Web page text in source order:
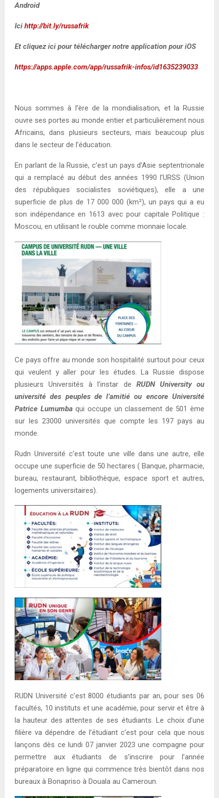
Android
Ici http://bit.ly/russafrik
Et cliquez ici pour télécharger notre application pour iOS
https://apps.apple.com/app/russafrik-infos/id1635239033
Nous sommes à l’ère de la mondialisation, et la Russie
ouvre ses portes au monde entier et particulièrement nous
Africains, dans plusieurs secteurs, mais beaucoup plus
dans le secteur de l’éducation.
En parlant de la Russie, c’est un pays d’Asie septentrionale
qui a remplacé au début des années 1990 l’URSS (Union
des républiques socialistes soviétiques), elle a une
superficie de plus de 17 000 000 (km²), un pays qui a eu
son indépendance en 1613 avec pour capitale Politique :
Moscou, en utilisant le rouble comme monnaie locale.
Ce pays offre au monde son hospitalité surtout pour ceux
qui veulent y aller pour les études. La Russie dispose
plusieurs Universités à l’instar de RUDN University ou
université des peuples de l’amitié ou encore Université
Patrice Lumumbaqui occupe un classement de 501 ème
sur les 23000 universités que compte les 197 pays au
monde.
Rudn Université c’est toute une ville dans une autre, elle
occupe une superficie de 50 hectares ( Banque, pharmacie,
bureau, restaurant, bibliothèque, espace sport et autres,
logements universitaires).
RUDN Université c’est 8000 étudiants par an, pour ses 06
facultés, 10 instituts et une académie, pour servir et être à
la hauteur des attentes de ses étudiants. Le choix d’une
filière va dépendre de l’étudiant c’est pour cela que nous
lançons dès ce lundi 07 janvier 2023 une compagne pour
permettre aux étudiants de s’inscrire pour l’année
préparatoire en ligne qui commence très bientôt dans nos
bureaux à Bonapriso à Douala au Cameroun.